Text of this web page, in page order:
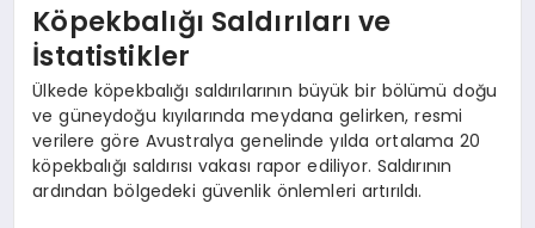
Köpekbalığı Saldırıları ve
İstatistikler
Ülkede köpekbalığı saldırılarının büyük bir bölümü doğu
ve güneydoğu kıyılarında meydana gelirken, resmi
verilere göre Avustralya genelinde yılda ortalama 20
köpekbalığı saldırısı vakası rapor ediliyor. Saldırının
ardından bölgedeki güvenlik önlemleri artırıldı.